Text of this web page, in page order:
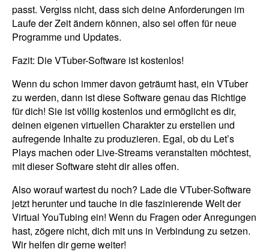
passt. Vergiss nicht, dass sich deine Anforderungen im
Laufe der Zeit ändern können, also sei offen für neue
Programme und Updates.
Fazit: Die VTuber-Software ist kostenlos!
Wenn du schon immer davon geträumt hast, ein VTuber
zu werden, dann ist diese Software genau das Richtige
für dich! Sie ist völlig kostenlos und ermöglicht es dir,
deinen eigenen virtuellen Charakter zu erstellen und
aufregende Inhalte zu produzieren. Egal, ob du Let’s
Plays machen oder Live-Streams veranstalten möchtest,
mit dieser Software steht dir alles offen.
Also worauf wartest du noch? Lade die VTuber-Software
jetzt herunter und tauche in die faszinierende Welt der
Virtual YouTubing ein! Wenn du Fragen oder Anregungen
hast, zögere nicht, dich mit uns in Verbindung zu setzen.
Wir helfen dir gerne weiter!